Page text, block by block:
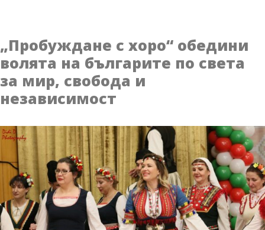
„Парад
на
буквите“
„Пробуждане с хоро“ обедини
волята на българите по света
за мир, свобода и
независимост